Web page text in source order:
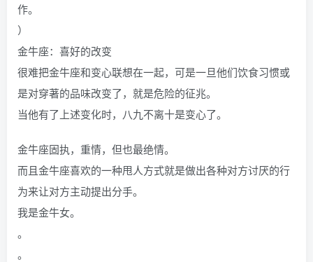
作。
）
金牛座：喜好的改变
很难把金牛座和变心联想在一起，可是一旦他们饮食习惯或
是对穿著的品味改变了，就是危险的征兆。
当他有了上述变化时，八九不离十是变心了。
金牛座固执，重情，但也最绝情。
而且金牛座喜欢的一种甩人方式就是做出各种对方讨厌的行
为来让对方主动提出分手。
我是金牛女。
。
。